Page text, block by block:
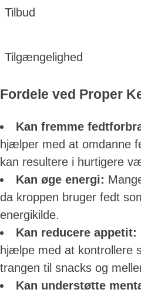
Tilbud
Tilgængelighed
Fordele ved Proper
Kan fremme
hjælper med at omdanne
kan resultere i hurtigere
Kan øge energi:
da kroppen bruger fedt
energikilde.
Kan reducere appetit:
hjælpe med at kontrollere
trangen til snacks og
Kan understøtte